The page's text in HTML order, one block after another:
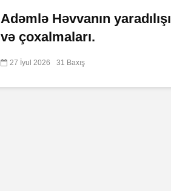
Adəmlə Həvvanın yaradılışı
və çoxalmaları.
27 İyul 2026 31 Baxış